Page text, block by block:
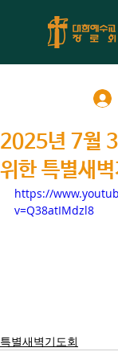
2025년 7월
위한 특별새
https://
v=Q38atIMdzl8
특별새벽기도회